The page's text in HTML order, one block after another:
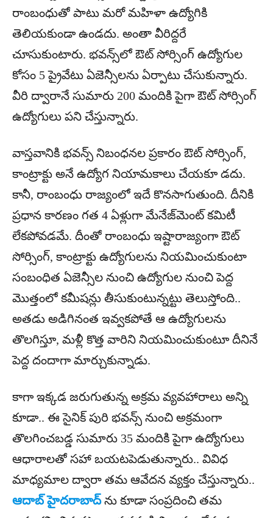
రాంబంధుతో పాటు మరో మహిళా ఉద్యోగికి
తెలియకుండా ఉండదు. అంతా వీరిద్దరే
చూసుకుంటారు. భవన్స్‌లో ఔట్ సోర్సింగ్ ఉద్యోగుల
కోసం 5 ప్రైవేటు ఏజెన్సీలను ఏర్పాటు చేసుకున్నారు.
వీరి ద్వారానే సుమారు 200 మందికి పైగా ఔట్ సోర్సింగ్
ఉద్యోగులు పని చేస్తున్నారు.
వాస్తవానికి భవన్స్ నిబంధనల ప్రకారం ఔట్ సోర్సింగ్,
కాంట్రాక్టు అనే ఉద్యోగ నియామకాలు చేయకూ డదు.
కానీ, రాంబంధు రాజ్యంలో ఇదే కొనసాగుతుంది. దీనికి
ప్రధాన కారణం గత 4 ఏళ్లుగా మేనేజ్‌మెంట్ కమిటీ
లేకపోవడమే. దీంతో రాంబంధు ఇష్టారాజ్యంగా ఔట్
సోర్సింగ్, కాంట్రాక్టు ఉద్యోగులను నియమించుకుంటా
సంబంధిత ఏజెన్సీల నుంచి ఉద్యోగుల నుంచి పెద్ద
మొత్తంలో కమీషన్లు తీసుకుంటున్నట్టు తెలుస్తోంది..
అతడు అడిగినంత ఇవ్వకపోతే ఆ ఉద్యోగులను
తొలగిస్తూ, మళ్లీ కొత్త వారిని నియమించుకుంటూ దీనినే
పెద్ద దందాగా మార్చుకున్నాడు.
కాగా ఇక్కడ జరుగుతున్న అక్రమ వ్యవహారాలు అన్ని
కూడా.. ఈ సైనిక్ పురి భవన్స్ నుంచి అక్రమంగా
తొలగించబడ్డ సుమారు 35 మందికి పైగా ఉద్యోగులు
ఆధారాలతో సహా బయటపెడుతున్నారు.. వివిధ
మాధ్యమాల ద్వారా తమ ఆవేదన వ్యక్తం చేస్తున్నారు..
ఆదాబ్ హైదరాబాద్ ను కూడా సంప్రదించి తమ